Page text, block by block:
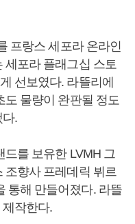
프랑스 세포라 온라인
세포라 플래그십 스토
선보였다. 라뜰리에
도 물량이 완판될 정도
다.
를 보유한 LVMH 그
조향사 프레데릭 뷔르
통해 만들어졌다. 라뜰
작한다.